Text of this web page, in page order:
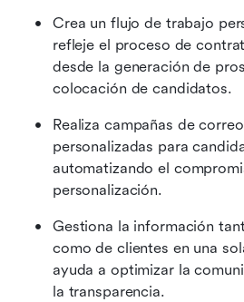
Crea un flujo de trabajo
refleje el proceso de
desde la generación de
colocación de candidatos.
Realiza campañas de
personalizadas para
automatizando el
personalización.
Gestiona la información
como de clientes en una
ayuda a optimizar la
la transparencia.